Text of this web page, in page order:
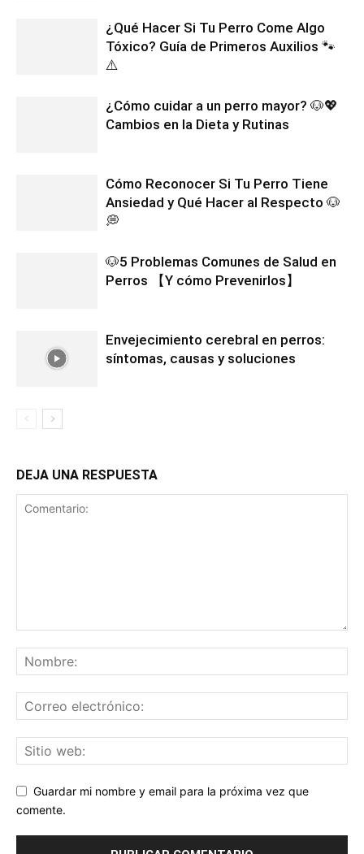
¿Qué Hacer Si Tu Perro Come Algo
Tóxico? Guía de Primeros Auxilios 🐾
⚠️
¿Cómo cuidar a un perro mayor? 🐶💖
Cambios en la Dieta y Rutinas
Cómo Reconocer Si Tu Perro Tiene
Ansiedad y Qué Hacer al Respecto 🐶
💭
🐶5 Problemas Comunes de Salud en
Perros 【Y cómo Prevenirlos】
Envejecimiento cerebral en perros:
síntomas, causas y soluciones
DEJA UNA RESPUESTA
Guardar mi nombre y email para la próxima vez que
comente.